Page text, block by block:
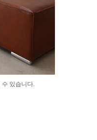
있습니다.